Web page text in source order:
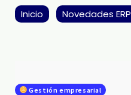
Inicio Novedades ERP
Gestión empresarial